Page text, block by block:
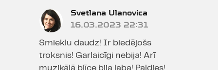
Svetlana Ulanovica
16.03.2023 22:31
Smieklu daudz! Ir biedējošs
troksnis! Garlaicīgi nebija! Arī
muzikālā blīce bija laba! Paldies!